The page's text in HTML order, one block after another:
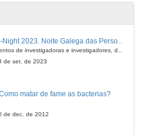
de dec. de 2018
Gene expression, physiology and community structure of phytoplankton under future CO₂ conditions
G-Night 2023. Noite Galega das Persoas Investigadoras. Conciencias creativas
de set. de 2023
matar de fame as bacterias?
de dec. de 2012